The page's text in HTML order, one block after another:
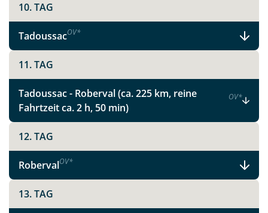
10. TAG
TadoussacOV*
11. TAG
Tadoussac - Roberval (ca. 225 km, reine
Fahrtzeit ca. 2 h, 50 min)
OV*
12. TAG
RobervalOV*
13. TAG